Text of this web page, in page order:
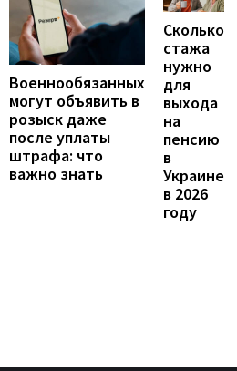
Военнообязанных
могут объявить в
розыск даже
после уплаты
штрафа: что
важно знать
Сколько
стажа
нужно
для
выхода
на
пенсию
в
Украине
в 2026
году